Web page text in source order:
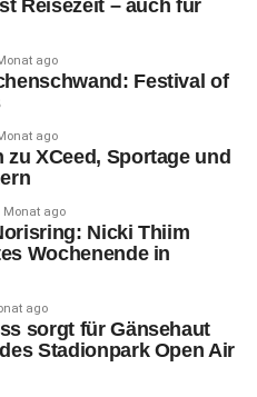
Seite vors Tor zog und
war dran und die
liegen (16.).
Reisezeit – auch für
ago
Festival of
ago
zu XCeed, Sportage und
Monat ago
Nicki Thiim
Wochenende in
ago
sorgt für Gänsehaut
Stadionpark Open Air